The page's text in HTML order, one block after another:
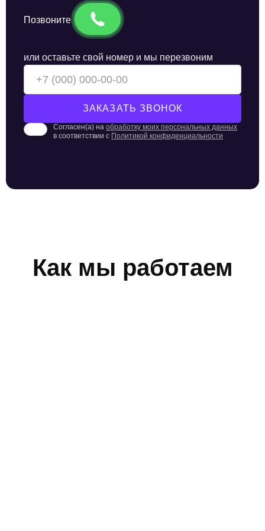
Позвоните
или оставьте свой номер и мы перезвоним
Согласен(а) на обработку моих персональных данных
в соответствии с Политикой конфиденциальности
Как мы работаем